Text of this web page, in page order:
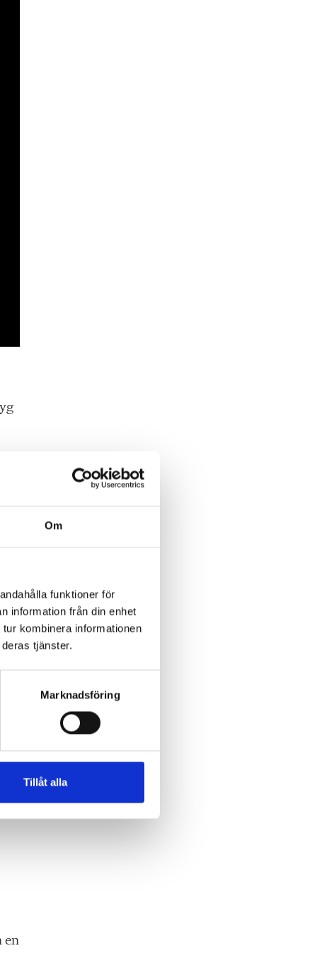
Om
funktioner för
information från din enhet
kombinera informationen
tjänster.
Marknadsföring
Tillåt alla
en